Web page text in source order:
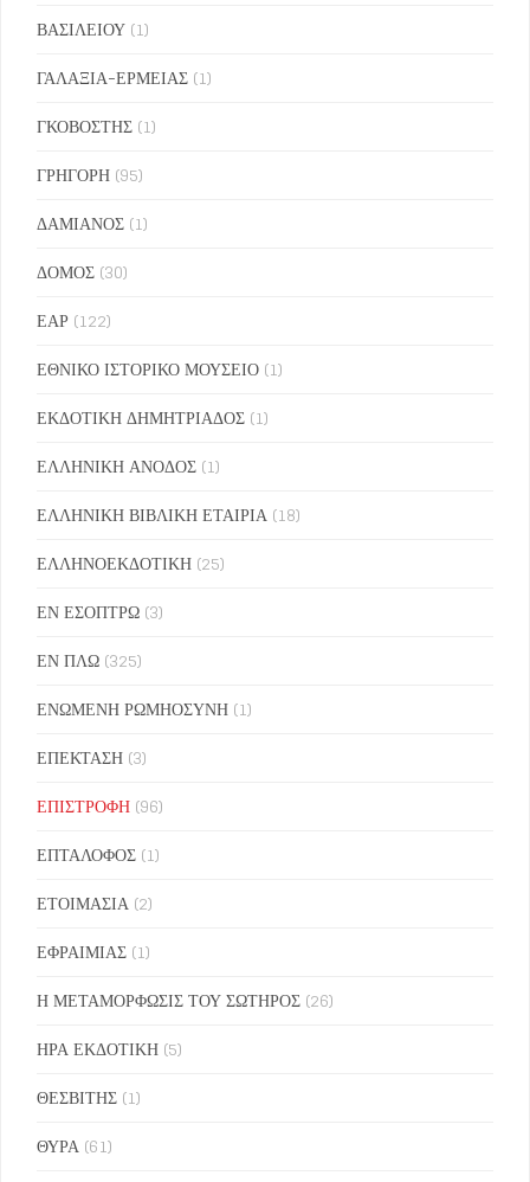
ΒΑΣΙΛΕΙΟΥ (1)
ΓΑΛΑΞΙΑ-ΕΡΜΕΙΑΣ (1)
ΓΚΟΒΟΣΤΗΣ (1)
ΓΡΗΓΟΡΗ (95)
ΔΑΜΙΑΝΟΣ (1)
ΔΟΜΟΣ (30)
ΕΑΡ (122)
ΕΘΝΙΚΟ ΙΣΤΟΡΙΚΟ ΜΟΥΣΕΙΟ (1)
ΕΚΔΟΤΙΚΗ ΔΗΜΗΤΡΙΑΔΟΣ (1)
ΕΛΛΗΝΙΚΗ ΑΝΟΔΟΣ (1)
ΕΛΛΗΝΙΚΗ ΒΙΒΛΙΚΗ ΕΤΑΙΡΙΑ (18)
ΕΛΛΗΝΟΕΚΔΟΤΙΚΗ (25)
ΕΝ ΕΣΟΠΤΡΩ (3)
ΕΝ ΠΛΩ (325)
ΕΝΩΜΕΝΗ ΡΩΜΗΟΣΥΝΗ (1)
ΕΠΕΚΤΑΣΗ (3)
ΕΠΙΣΤΡΟΦΗ (96)
ΕΠΤΑΛΟΦΟΣ (1)
ΕΤΟΙΜΑΣΙΑ (2)
ΕΦΡΑΙΜΙΑΣ (1)
Η ΜΕΤΑΜΟΡΦΩΣΙΣ ΤΟΥ ΣΩΤΗΡΟΣ (26)
ΗΡΑ ΕΚΔΟΤΙΚΗ (5)
ΘΕΣΒΙΤΗΣ (1)
ΘΥΡΑ (61)